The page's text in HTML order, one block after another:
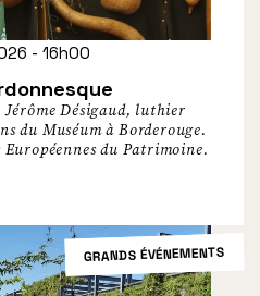
- 16h00
Jérôme Désigaud, luthier
du Muséum à Borderouge.
Européennes du Patrimoine.
GRANDS ÉVÉNEMENTS